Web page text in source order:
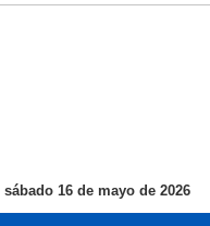
sábado 16 de mayo de 2026